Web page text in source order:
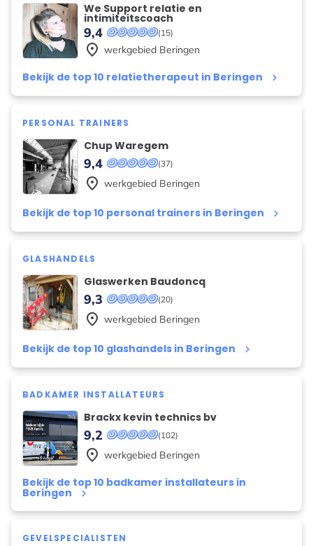
We Support relatie en
intimiteitscoach
(15)
9,4
Bekijk de top 10 relatietherapeut in Beringen keyboard_arrow_right
place werkgebied Beringen
PERSONAL TRAINERS
Chup Waregem
(37)
9,4
Bekijk de top 10 personal trainers in Beringen keyboard_arrow_right
place werkgebied Beringen
GLASHANDELS
Glaswerken Baudoncq
(20)
9,3
Bekijk de top 10 glashandels in Beringen keyboard_arrow_right
place werkgebied Beringen
BADKAMER INSTALLATEURS
Brackx kevin technics bv
(102)
9,2
Bekijk de top 10 badkamer installateurs in
Beringen keyboard_arrow_right
place werkgebied Beringen
GEVELSPECIALISTEN